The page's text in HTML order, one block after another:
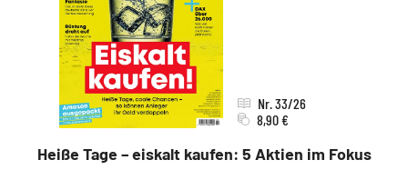
Heiße Tage – eiskalt kaufen: 5 Aktien im Fokus
Nr. 33/26
8,90 €